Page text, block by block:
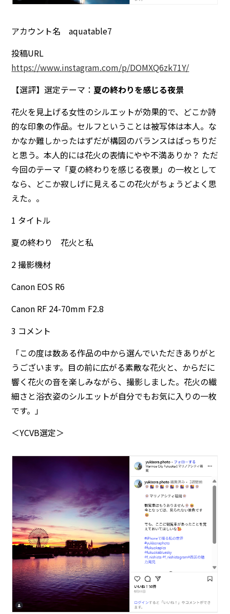
アカウント名 aquatable7
投稿URL
https://www.instagram.com/p/DOMXQ6zk71Y/
【選評】選定テーマ： 夏の終わりを感じる夜景
花火を見上げる女性のシルエットが効果的で、どこか詩
的な印象の作品。セルフということは被写体は本人。な
かなか難しかったはずだが構図のバランスはばっちりだ
と思う。本人的には花火の表情にやや不満ありか？ ただ
今回のテーマ「夏の終わりを感じる夜景」の一枚として
なら、どこか寂しげに見えるこの花火がちょうどよく思
えた。。
1 タイトル
夏の終わり 花火と私
2 撮影機材
Canon EOS R6
Canon RF 24-70mm F2.8
3 コメント
「この度は数ある作品の中から選んでいただきありがと
うございます。目の前に広がる素敵な花火と、からだに
響く花火の音を楽しみながら、撮影しました。花火の繊
細さと浴衣姿のシルエットが自分でもお気に入りの一枚
です。」
＜YCVB選定＞